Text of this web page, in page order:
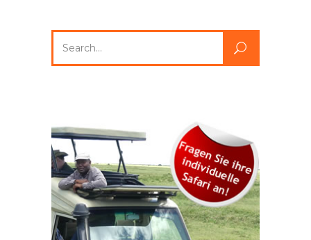
for: